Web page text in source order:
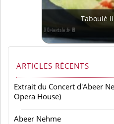
Taboulé
ARTICLES RÉCENTS
Extrait du Concert d'Abeer
Opera House)
Abeer Nehme